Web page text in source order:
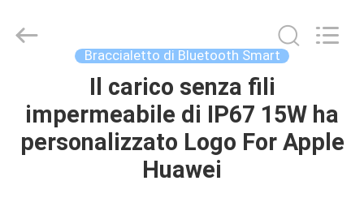
PRODOTTI
Braccialetto di Bluetooth Smart
Il carico senza fili
impermeabile di IP67 15W ha
personalizzato Logo For Apple
Huawei